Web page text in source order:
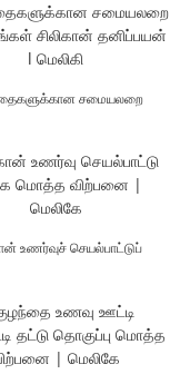
சமையலறை
உணர்வுச் செயல்பாட்டுப்